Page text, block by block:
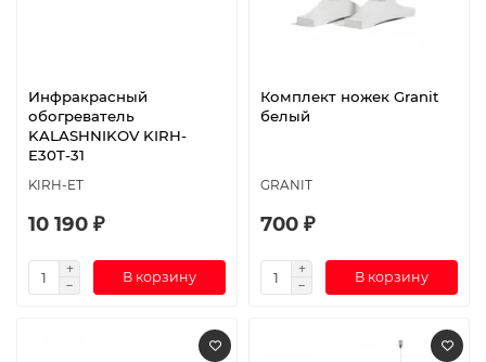
Инфракрасный
обогреватель
KALASHNIKOV KIRH-
E30T-31
KIRH-ET
10 190 ₽
В корзину
Комплект ножек Granit
белый
GRANIT
700 ₽
В корзину